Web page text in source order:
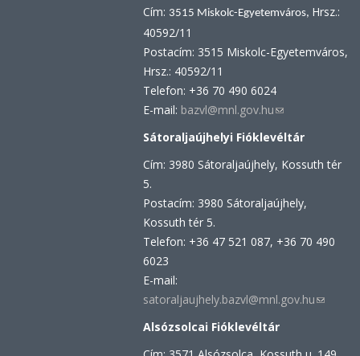
Cím: 3515 Miskolc-Egyetemváros, Hrsz.:
40592/11
Postacím: 3515 Miskolc-Egyetemváros,
Hrsz.: 40592/11
Telefon: +36 70 490 6024
E-mail: bazvl@mnl.gov.hu(link
sends
mail)
Sátoraljaújhelyi Fióklevéltár
Cím: 3980 Sátoraljaújhely, Kossuth tér
5.
Postacím: 3980 Sátoraljaújhely,
Kossuth tér 5.
Telefon: +36 47 521 087, +36 70 490
6023
E-mail:
satoraljaujhely.bazvl@mnl.gov.hu(link
Alsózsolcai Fióklevéltár